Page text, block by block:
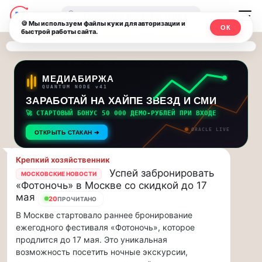
Последние
новости
и
обновления
потока:
Друзья,
приглашаем
на
музыкальную
прогулку
по
Москве
Чайковского!…
Друзья,
приглашаем
на
музыкальную
Москвичи.net
—
Главный
столичный
чат-
мессенджер,
новости
и
инсайды
Москвы
🔍
МЕДИАБИРЖА
QUANTUM NODE v41
ЗАРАБОТАЙ НА ХАЙПЕ ЗВЕЗД И СМИ
🚀 СТАРТОВЫЙ БОНУС 50 000 ДЕМО-РУБЛЕЙ ПРИ ВХОДЕ
ОТКРЫТЬ СТАКАН ➔ ORACLE LIVE
Крепкий хозяйственник
МОСКОВСКИЕ НОВОСТИ
Успей забронировать
«Фотоночь» в Москве со скидкой до 17
мая
20ПРОЧИТАНО
В Москве стартовало раннее бронирование
ежегодного фестиваля «Фотоночь», которое
продлится до 17 мая. Это уникальная
возможность посетить ночные экскурсии,
🍪 Мы используем файлы куки для авторизации и
быстрой работы сайта.
ОК